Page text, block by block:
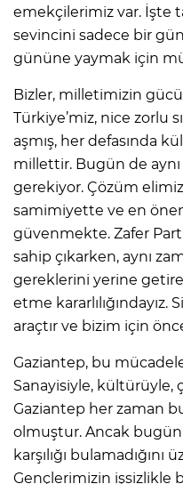
emekçilerimiz var. İşte
sevincini sadece bir
gününe yaymak için
Bizler, milletimizin
Türkiye’miz, nice zorlu
aşmış, her defasında
millettir. Bugün de
gerekiyor. Çözüm
samimiyette ve en
güvenmekte. Zafer
sahip çıkarken, aynı
gereklerini yerine
etme
araçtır ve bizim için
Gaziantep, bu
Sanayisiyle, kültürüyle,
Gaziantep her zaman
olmuştur. Ancak
karşılığı
Gençlerimizin işsizlikle